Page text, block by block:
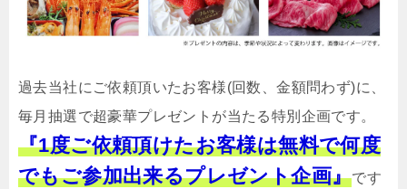
過去当社にご依頼頂いたお客様(回数、金額問わず)に、
毎月抽選で超豪華プレゼントが当たる特別企画です。
『1度ご依頼頂けたお客様は無料で何度
でもご参加出来るプレゼント企画』です